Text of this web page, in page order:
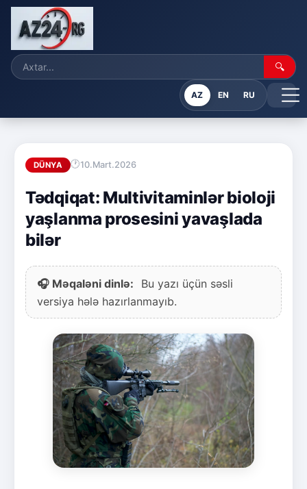
🔍
AZ EN RU
DÜNYA 10.Mart.2026
Tədqiqat: Multivitaminlər bioloji
yaşlanma prosesini yavaşlada
bilər
🎧 Məqaləni dinlə:
Bu yazı üçün səsli
versiya hələ hazırlanmayıb.